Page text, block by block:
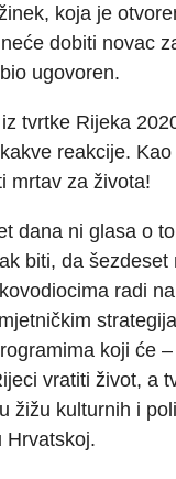
koja je
dobiti novac
ugovoren.
tvrtke Rijeka
reakcije.
mrtav za života!
dana ni glasa o
biti, da šezdeset
radi
koji će
vratiti život, a
žižu kulturnih i
Hrvatskoj.